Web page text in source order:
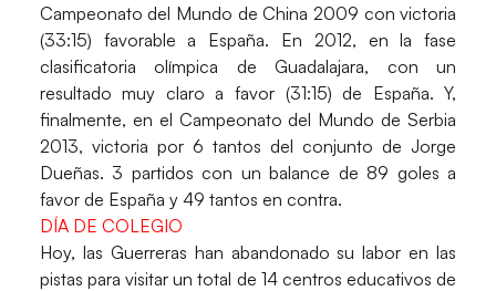
Campeonato del Mundo de China 2009 con victoria
(33:15) favorable a España. En 2012, en la fase
clasificatoria olímpica de Guadalajara, con un
resultado muy claro a favor (31:15) de España. Y,
finalmente, en el Campeonato del Mundo de Serbia
2013, victoria por 6 tantos del conjunto de Jorge
Dueñas. 3 partidos con un balance de 89 goles a
favor de España y 49 tantos en contra.
DÍA DE COLEGIO
Hoy, las Guerreras han abandonado su labor en las
pistas para visitar un total de 14 centros educativos de